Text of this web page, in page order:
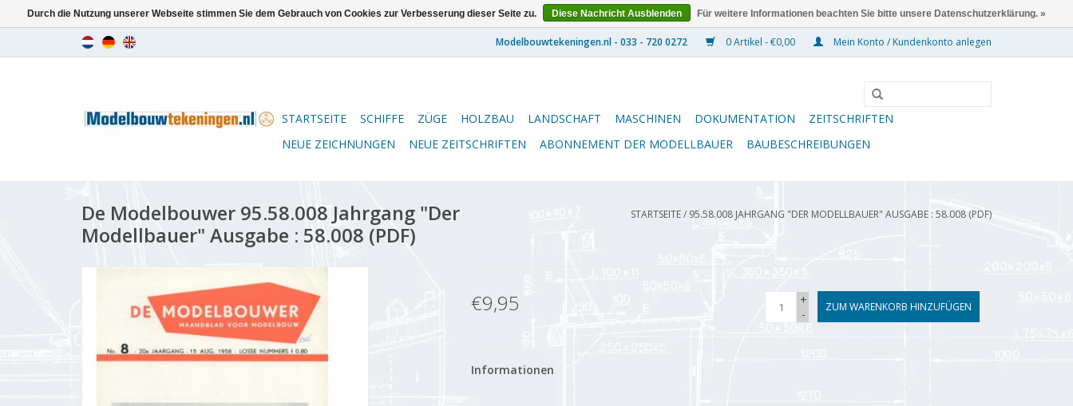
0 Artikel - €0,00 Mein Konto / Kundenkonto anlegen
STARTSEITE SCHIFFE ZÜGE HOLZBAU LANDSCHAFT MASCHINEN DOKUMENTATION
ZEITSCHRIFTEN
NEUE ZEICHNUNGEN
NEUE ZEITSCHRIFTEN ABONNEMENT DER MODELLBAUER BAUBESCHREIBUNGEN
De Modelbouwer 95.58.008 Jahrgang "Der
Modellbauer" Ausgabe : 58.008 (PDF)
STARTSEITE/ 95.58.008 JAHRGANG "DER MODELLBAUER" AUSGABE : 58.008 (PDF)
€9,95
+
-
ZUM WARENKORB HINZUFÜGEN
Informationen
Durch die Nutzung unserer Webseite stimmen Sie dem Gebrauch von Cookies zur Verbesserung dieser Seite zu. Diese Nachricht Ausblenden Für weitere Informationen beachten Sie bitte unsere Datenschutzerklärung. »